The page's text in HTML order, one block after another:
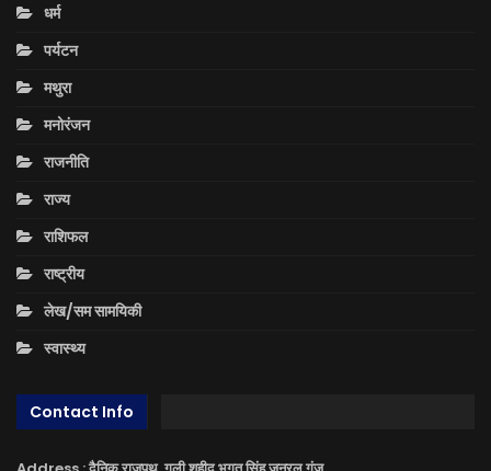
धर्म
पर्यटन
मथुरा
मनोरंजन
राजनीति
राज्य
राशिफल
राष्ट्रीय
लेख/सम सामयिकी
स्वास्थ्य
Contact Info